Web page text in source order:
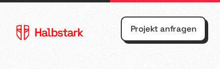
Projekt anfragen